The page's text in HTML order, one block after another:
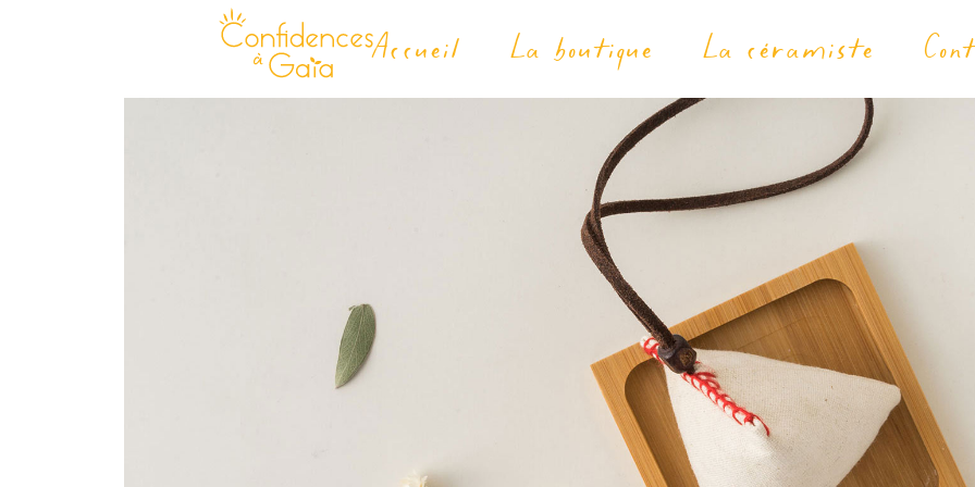
Accueil La boutique La céramiste